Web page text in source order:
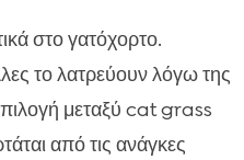
στο γατόχορτο.
το λατρεύουν λόγω της
μεταξύ cat grass
από τις ανάγκες